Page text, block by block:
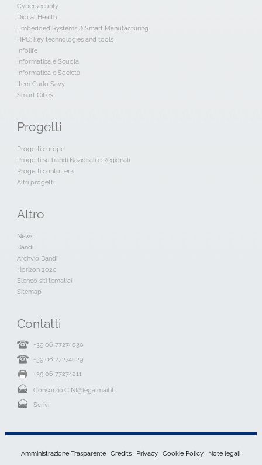
Cybersecurity
Digital Health
Embedded Systems & Smart Manufacturing
HPC: key technologies and tools
Infolife
Informatica e Scuola
Informatica e Società
Item Carlo Savy
Smart Cities
Progetti
Progetti europei
Progetti su bandi Nazionali e Regionali
Progetti conto terzi
Altri progetti
Altro
News
Bandi
Archvio Bandi
Horizon 2020
Elenco siti tematici
Sitemap
Contatti
+39 06 77274030
+39 06 77274029
+39 06 77274011
Consorzio.CINI@legalmail.it
Scrivi
Amministrazione Trasparente Credits Privacy Cookie Policy Note legali